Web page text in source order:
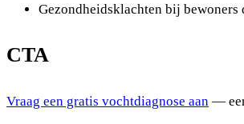
Gezondheidsklachten bij
CTA
Vraag een gratis vochtdiagnose aan —